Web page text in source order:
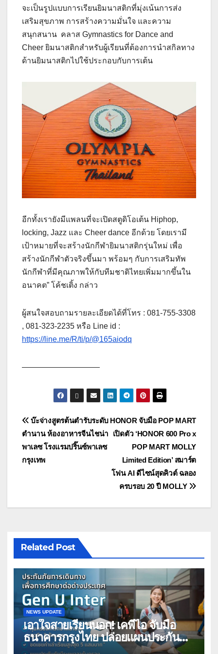
จะเป็นรูปแบบการเรียนยิมนาสติกที่มุ่งเน้นการส่ง
เสริมสุขภาพ การสร้างความมั่นใจ และความ
สนุกสนาน คลาส Gymnastics for Dance and
Cheer ยิมนาสติกสำหรับผู้เรียนที่ต้องการนำสกิลทาง
ด้านยิมนาสติกไปใช้ประกอบกับการเต้น
อีกทั้งเรายังมีแพลนที่จะเปิดสตูดิโอเต้น Hiphop,
locking, Jazz และ Cheer dance อีกด้วย โดยเรามี
เป้าหมายที่จะสร้างนักกีฬายิมนาสติกรุ่นใหม่ เพื่อ
สร้างนักกีฬาตัวจริงขึ้นมา พร้อมๆ กับการเสริมทัพ
นักกีฬาที่มีคุณภาพให้กับทีมชาติไทยเพิ่มมากขึ้นใน
อนาคต” โค้ชเติ้ง กล่าว
ผู้สนใจสอบถามรายละเอียดได้ที่โทร : 081-755-3308
, 081-323-2235 หรือ Line id :
https://line.me/R/ti/p/@165aiodq
——————————
แนะแนว
เรื่อง
HONOR จับมือ POP MART
เปิดตัว ‘HONOR 600 Pro x
POP MART MOLLY
Limited Edition’ สมาร์ต
โฟน AI ดีไซน์สุดคิวต์ ฉลอง
ครบรอบ 20 ปี MOLLY
บ๊ะจ่างสูตรต้นตำรับระดับ
ตำนาน ห้องอาหารจีนไชน่า
พาเลซ โรงแรมปริ๊นซ์พาเลซ
กรุงเทพ
Related Post
NEWS UPDATE
เอาใจสายเรียนนอก! เคพีไอ จับมือ
ธนาคารกรุงไทย ปล่อยแผนประกัน
“GEN U INTER” ยกระดับความ